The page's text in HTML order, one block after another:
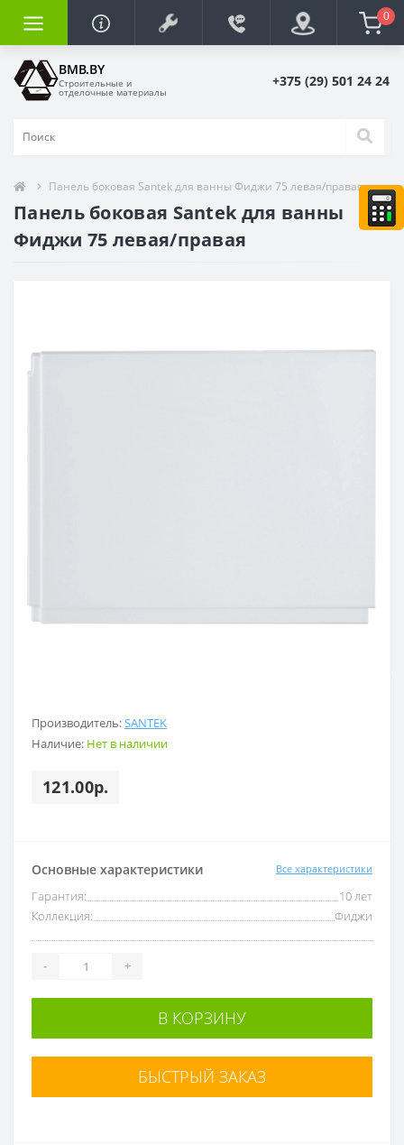
0
BMB.BY
Строительные и
отделочные материалы
+375 (29) 501 24 24
Панель боковая Santek для ванны Фиджи 75 левая/правая
Панель боковая Santek для ванны
Фиджи 75 левая/правая
Производитель:SANTEK
Наличие: Нет в наличии
121.00р.
Основные характеристики Все характеристики
Гарантия:
10 лет
Коллекция:
Фиджи
- +
В КОРЗИНУ
БЫСТРЫЙ ЗАКАЗ